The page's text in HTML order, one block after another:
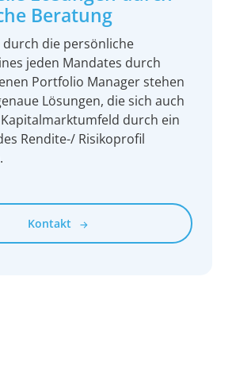
Beratung
die persönliche
jeden Mandates durch
Portfolio Manager stehen
Lösungen, die sich auch
durch ein
Rendite-/ Risikoprofil
Kontakt